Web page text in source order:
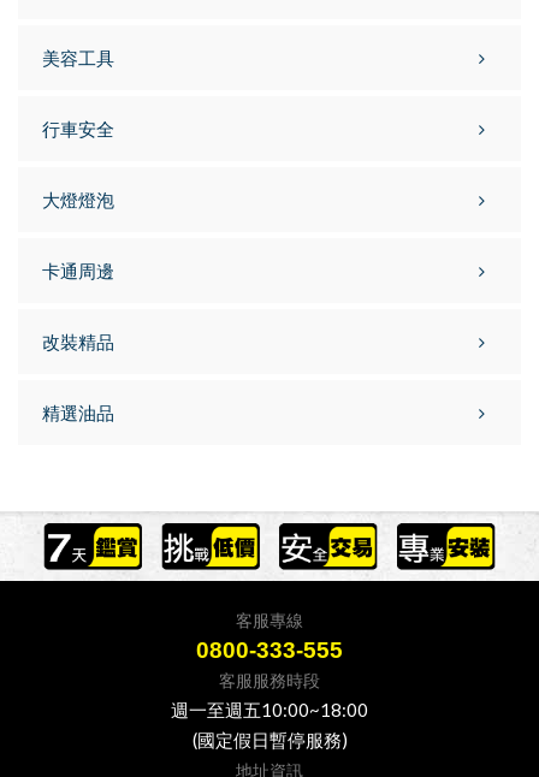
美容工具
行車安全
大燈燈泡
卡通周邊
改裝精品
精選油品
客服專線
0800-333-555
客服服務時段
週一至週五10:00~18:00
(國定假日暫停服務)
地址資訊